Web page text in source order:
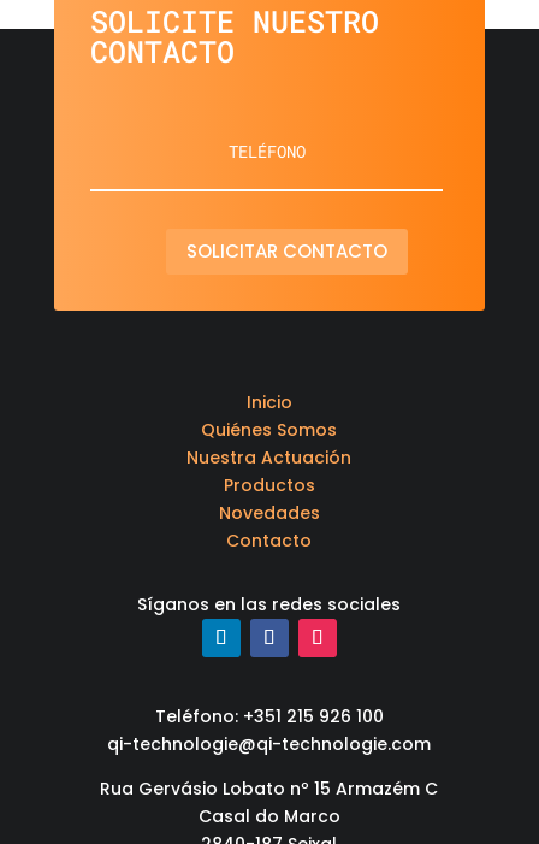
SOLICITE NUESTRO
CONTACTO
SOLICITAR CONTACTO
Inicio
Quiénes Somos
Nuestra Actuación
Productos
Novedades
Contacto
Síganos en las redes sociales
Teléfono: +351 215 926 100
qi-technologie@qi-technologie.com
Rua Gervásio Lobato nº 15 Armazém C
Casal do Marco